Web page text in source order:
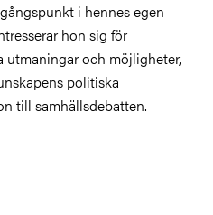
i hennes egen
hon sig för
och möjligheter,
politiska
till samhällsdebatten.